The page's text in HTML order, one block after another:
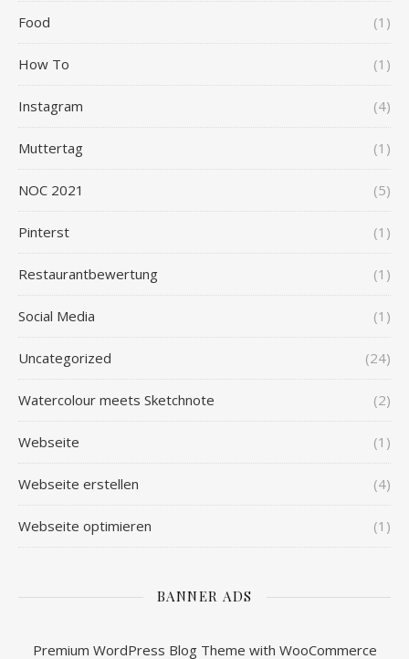
Food (1)
How To (1)
Instagram (4)
Muttertag (1)
NOC 2021 (5)
Pinterst (1)
Restaurantbewertung (1)
Social Media (1)
Uncategorized (24)
Watercolour meets Sketchnote (2)
Webseite (1)
Webseite erstellen (4)
Webseite optimieren (1)
BANNER ADS
Premium WordPress Blog Theme with WooCommerce